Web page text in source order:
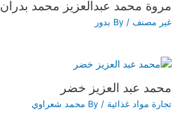
مروة محمد عبدالعزيز محمد بدران
غير مصنف / By بدور
محمد عبد العزيز خضر
تجارة مواد غذائية / By محمد شعراوي